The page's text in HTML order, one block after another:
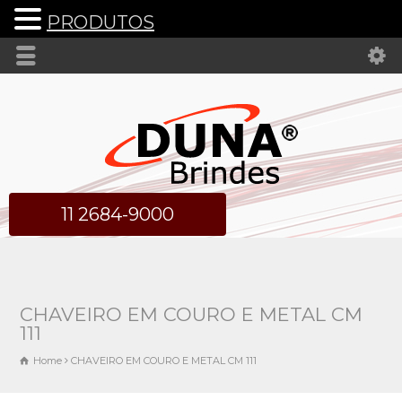
11 2684-9000
CHAVEIRO EM COURO E METAL CM
111
Home CHAVEIRO EM COURO E METAL CM 111
PRODUTOS